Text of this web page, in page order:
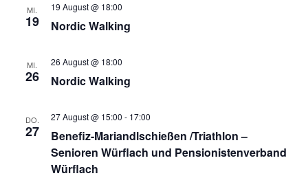
MI.
19 Nordic Walking
19 August @ 18:00
MI.
26 Nordic Walking
26 August @ 18:00
DO.
27
Benefiz-Mariandlschießen /Triathlon –
Senioren Würflach und Pensionistenverband
Würflach
27 August @ 15:00 - 17:00